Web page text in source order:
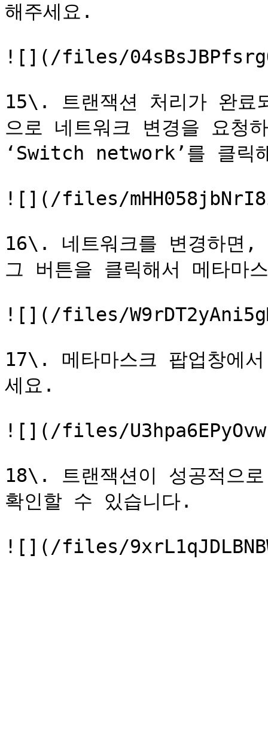
해주세요.
![](/files/
15\. 트랜잭션 처리가 완
으로 네트워크 변경을 요청
‘Switch network’를 클릭
![](/files/
16\. 네트워크를 변경하면,
그 버튼을 클릭해서 메타마
![](/files/
17\. 메타마스크 팝업창에
세요.
![](/files/
18\. 트랜잭션이 성공적으
확인할 수 있습니다.